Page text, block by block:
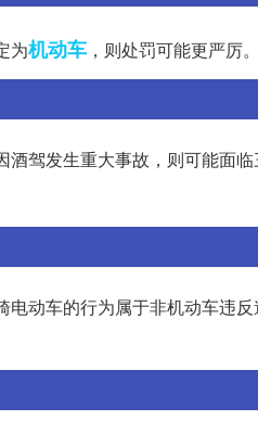
为机动车 ，则处罚可能更严厉。
驾发生重大事故，则可能面
动车的行为属于非机动车违反